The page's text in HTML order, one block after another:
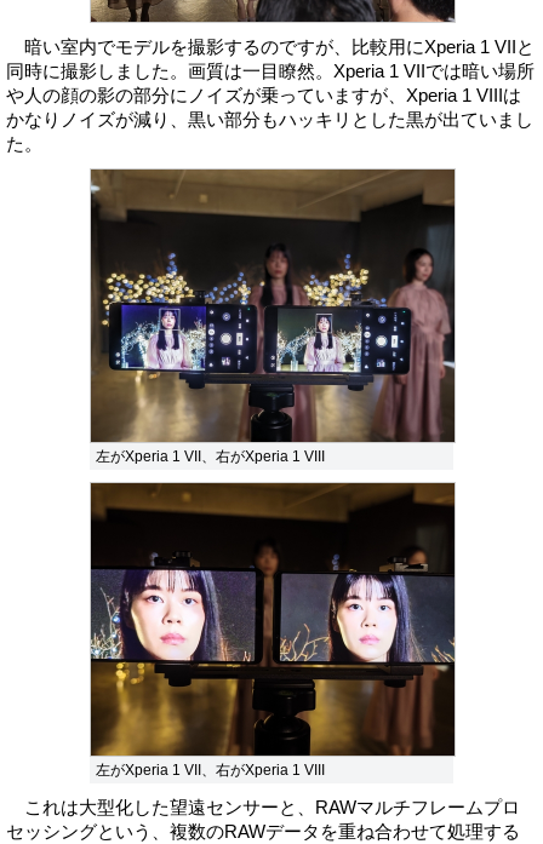
暗い室内でモデルを撮影するのですが、比較用にXperia 1 VIIと
同時に撮影しました。画質は一目瞭然。Xperia 1 VIIでは暗い場所
や人の顔の影の部分にノイズが乗っていますが、Xperia 1 VIIIは
かなりノイズが減り、黒い部分もハッキリとした黒が出ていまし
た。
左がXperia 1 VII、右がXperia 1 VIII
左がXperia 1 VII、右がXperia 1 VIII
これは大型化した望遠センサーと、RAWマルチフレームプロ
セッシングという、複数のRAWデータを重ね合わせて処理する